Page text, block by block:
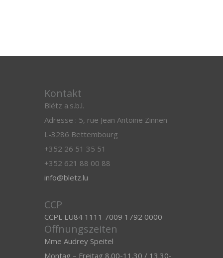
Kontakt
Blëtz a.s.b.l.
Adresse : 5, rue Jean Antoine Zinnen
L-3286 Bettembourg
+352 26 51 35 51
+352 621 88 00 88
info@bletz.lu
CCP
CCPL LU84 1111 7009 1792 0000
Öffnungszeiten
Mme Audrey Speitel
Montag – Freitag 8.00-11.30 / 13.30-